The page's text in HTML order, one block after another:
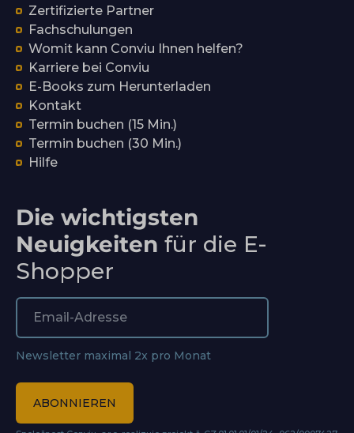
Zertifizierte Partner
Fachschulungen
Womit kann Conviu Ihnen helfen?
Karriere bei Conviu
E-Books zum Herunterladen
Kontakt
Termin buchen (15 Min.)
Termin buchen (30 Min.)
Hilfe
Die wichtigsten
Neuigkeiten für die E-
Shopper
Newsletter maximal 2x pro Monat
ABONNIEREN